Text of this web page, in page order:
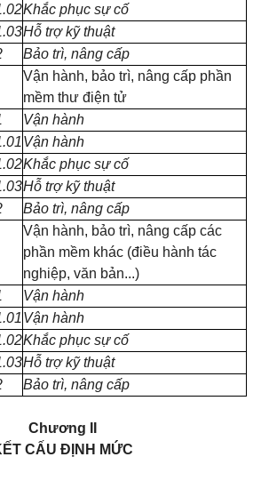
Khắc phục sự cố
Hỗ trợ kỹ thuật
Bảo trì, nâng cấp
Vận hành, bảo trì, nâng cấp phần
mềm thư điện tử
Vận hành
Vận hành
Khắc phục sự cố
Hỗ trợ kỹ thuật
Bảo trì, nâng cấp
Vận hành, bảo trì, nâng cấp các
phần mềm khác (điều hành tác
nghiệp, văn bản...)
Vận hành
Vận hành
Khắc phục sự cố
Hỗ trợ kỹ thuật
Bảo trì, nâng cấp
Chương II
CẤU ĐỊNH MỨC